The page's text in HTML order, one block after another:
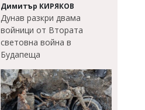
Димитър КИРЯКОВ
Дунав разкри двама
войници от Втората
световна война в
Будапеща